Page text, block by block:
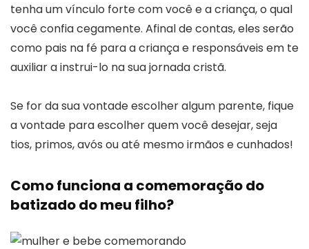
tenha um vínculo forte com você e a criança, o qual
você confia cegamente. Afinal de contas, eles serão
como pais na fé para a criança e responsáveis em te
auxiliar a instrui-lo na sua jornada cristã.
Se for da sua vontade escolher algum parente, fique
a vontade para escolher quem você desejar, seja
tios, primos, avós ou até mesmo irmãos e cunhados!
Como funciona a comemoração do
batizado do meu filho?